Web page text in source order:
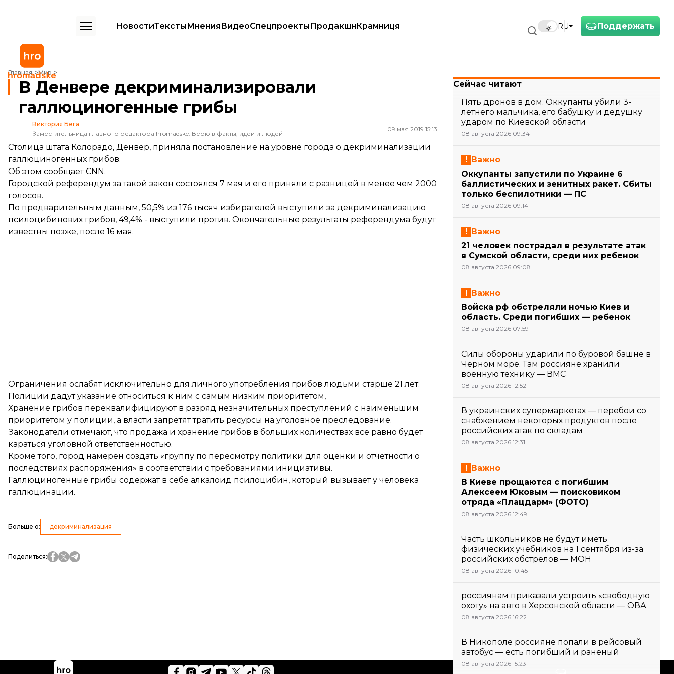
Поддержать
RU
НовостиТекстыМненияВидеоСпецпроектыПродакшнКрамниця
Главная Мир
В Денвере декриминализировали галлюциногенные грибы
В Денвере декриминализировали
галлюциногенные грибы
Виктория Бега
Заместительница главного редактора hromadske. Верю в факты, идеи и людей
09 мая 2019 15:13
Столица штата Колорадо, Денвер, приняла постановление на уровне города о декриминализации
галлюциногенных грибов.
Об этом сообщаетСNN.
Городской референдум за такой закон состоялся 7 мая и его приняли с разницей в менее чем 2000
голосов.
По предварительным данным, 50,5% из 176 тысяч избирателей выступили за декриминализацию
псилоцибинових грибов, 49,4% - выступили против. Окончательные результаты референдума будут
известны позже, после 16 мая.
Ограничения ослабят исключительно для личного употребления грибов людьми старше 21 лет.
Полиции дадут указание относиться к ним с самым низким приоритетом,
Хранение грибов переквалифицируют в разряд незначительных преступлений с наименьшим
приоритетом у полиции, а власти запретят тратить ресурсы на уголовное преследование.
Законодатели отмечают, что продажа и хранение грибов в больших количествах все равно будет
караться уголовной ответственностью.
Кроме того, город намерен создать «группу по пересмотру политики для оценки и отчетности о
последствиях распоряжения» в соответствии с требованиями инициативы.
Галлюциногенные грибы содержат в себе алкалоид псилоцибин, который вызывает у человека
галлюцинации.
Больше о: декриминализация
Поделиться:
Сейчас читают
Пять дронов в дом. Оккупанты убили 3-
летнего мальчика, его бабушку и дедушку
ударом по Киевской области
08 августа 2026 09:34
Важно
Оккупанты запустили по Украине 6
баллистических и зенитных ракет. Сбиты
только беспилотники — ПС
08 августа 2026 09:14
Важно
21 человек пострадал в результате атак
в Сумской области, среди них ребенок
08 августа 2026 09:08
Важно
Войска рф обстреляли ночью Киев и
область. Среди погибших — ребенок
08 августа 2026 07:59
Силы обороны ударили по буровой башне в
Черном море. Там россияне хранили
военную технику — ВМС
08 августа 2026 12:52
В украинских супермаркетах — перебои со
снабжением некоторых продуктов после
российских атак по складам
08 августа 2026 12:31
Важно
В Киеве прощаются с погибшим
Алексеем Юковым — поисковиком
отряда «Плацдарм» (ФОТО)
08 августа 2026 12:49
Часть школьников не будут иметь
физических учебников на 1 сентября из-за
российских обстрелов — МОН
08 августа 2026 10:45
россиянам приказали устроить «свободную
охоту» на авто в Херсонской области — ОВА
08 августа 2026 16:22
В Никополе россияне попали в рейсовый
автобус — есть погибший и раненый
08 августа 2026 15:23